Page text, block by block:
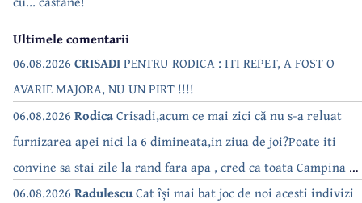
Ultimele comentarii
06.08.2026 CRISADIPENTRU RODICA : ITI REPET, A FOST O
AVARIE MAJORA, NU UN PIRT !!!!
06.08.2026 RodicaCrisadi,acum ce mai zici că nu s-a reluat
furnizarea apei nici la 6 dimineata,in ziua de joi?Poate iti
convine sa stai zile la rand fara apa , cred ca toata Campina s-
a săturat de cate ori se tot oprește apa!!
06.08.2026 RadulescuCat își mai bat joc de noi acesti indivizi